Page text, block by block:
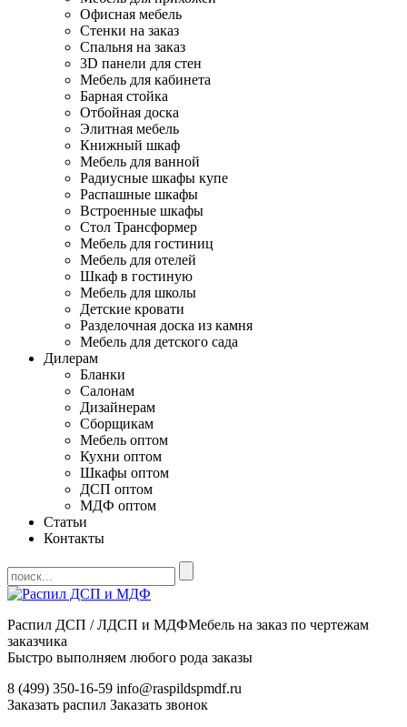
Офисная мебель
Стенки на заказ
Спальня на заказ
3D панели для стен
Мебель для кабинета
Барная стойка
Отбойная доска
Элитная мебель
Книжный шкаф
Мебель для ванной
Радиусные шкафы купе
Распашные шкафы
Встроенные шкафы
Стол Трансформер
Мебель для гостиниц
Мебель для отелей
Шкаф в гостиную
Мебель для школы
Детские кровати
Разделочная доска из камня
Мебель для детского сада
Дилерам
Бланки
Салонам
Дизайнерам
Сборщикам
Мебель оптом
Кухни оптом
Шкафы оптом
ДСП оптом
МДФ оптом
Статьи
Контакты
Распил ДСП / ЛДСП и МДФМебель на заказ по чертежам
заказчика
Быстро выполняем любого рода заказы
8 (499) 350-16-59 info@raspildspmdf.ru
Заказать распил Заказать звонок